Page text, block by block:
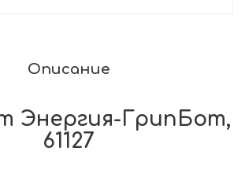
Описание
Энергия-ГрипБот,
61127